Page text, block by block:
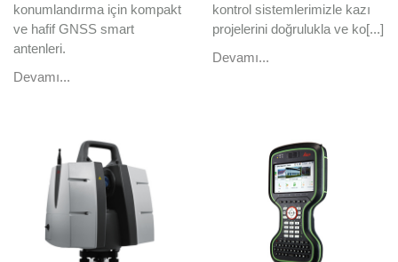
konumlandırma için kompakt
ve hafif GNSS smart
antenleri.
Devamı...
kontrol sistemlerimizle kazı
projelerini doğrulukla ve ko[...]
Devamı...